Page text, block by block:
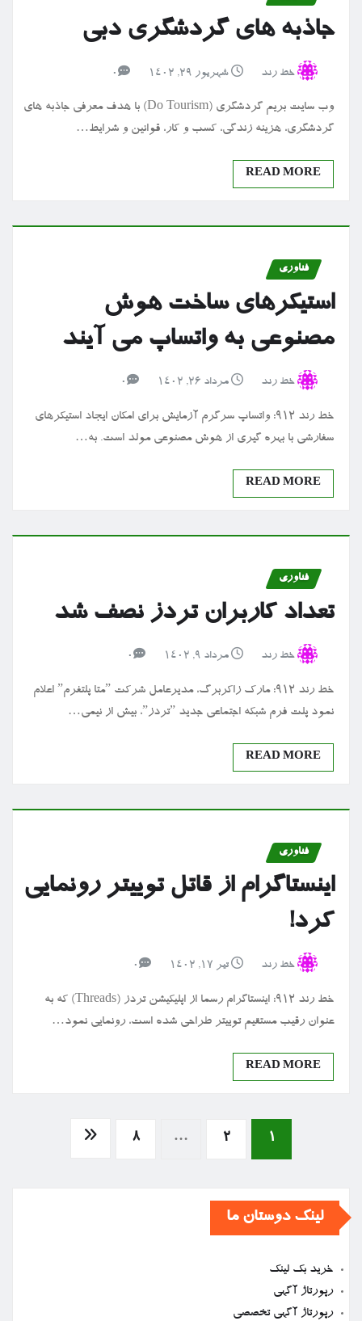
جاذبه های گردشگری دبی
خط رند شهریور ۲۹, ۱۴۰۲ 0
وب سایت بریم گردشگری (Do Tourism) با هدف معرفی جاذبه های
گردشگری، هزینه زندگی، کسب و کار، قوانین و شرایط…
READ MORE
فناوری
استیکرهای ساخت هوش
مصنوعی به واتساپ می آیند
خط رند مرداد ۲۶, ۱۴۰۲ 0
خط رند ۹۱۲: واتساپ سرگرم آزمایش برای امکان ایجاد استیکرهای
سفارشی با بهره گیری از هوش مصنوعی مولد است. به…
READ MORE
فناوری
تعداد کاربران تردز نصف شد
خط رند مرداد ۹, ۱۴۰۲ 0
خط رند ۹۱۲: مارک زاکربرگ، مدیرعامل شرکت ˮمتا پلتفرمˮ اعلام
نمود پلت فرم شبکه اجتماعی جدید ˮتردزˮ، بیش از نیمی…
READ MORE
فناوری
اینستاگرام از قاتل توییتر رونمایی
کرد!
خط رند تیر ۱۷, ۱۴۰۲ 0
خط رند ۹۱۲: اینستاگرام رسما از اپلیکیشن تردز (Threads) که به
عنوان رقیب مستقیم توییتر طراحی شده است، رونمایی نمود…
READ MORE
صفحه‌بندی
1
2
…
8
لینک دوستان ما
خرید بک لینک
رپورتاژ آگهی
رپورتاژ آگهی تخصصی